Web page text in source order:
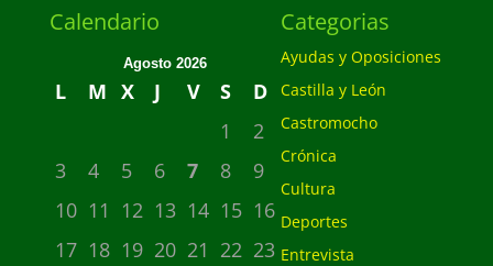
Calendario
Agosto 2026
L M X J V S
D
1
2
3
4 5 6 7 8
9
10 11 12 13 14 15 16
17 18 19 20 21 22 23
Categorias
Ayudas y Oposiciones
Castilla y León
Castromocho
Crónica
Cultura
Deportes
Entrevista